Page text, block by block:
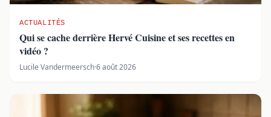
ACTUALITÉS
Qui se cache derrière Hervé Cuisine et ses recettes en
vidéo ?
Lucile Vandermeersch·6 août 2026